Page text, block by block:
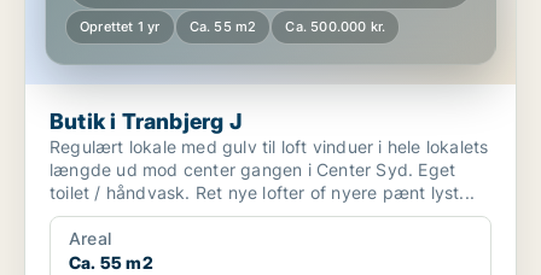
Oprettet 1 yr Ca. 55 m2 Ca. 500.000 kr.
Butik i Tranbjerg J
Regulært lokale med gulv til loft vinduer i hele lokalets
længde ud mod center gangen i Center Syd. Eget
toilet / håndvask. Ret nye lofter of nyere pænt lyst...
Areal
Ca. 55 m2